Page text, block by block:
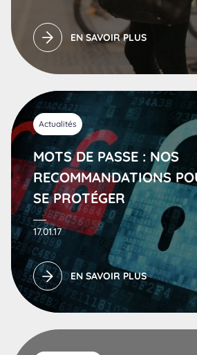
EN SAVOIR PLUS
Actualités
MOTS DE PASSE : NOS
RECOMMANDATIONS
SE PROTÉGER
17.01.17
EN SAVOIR PLUS